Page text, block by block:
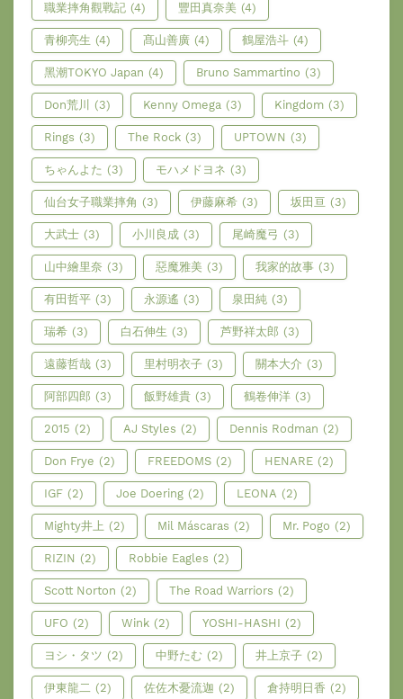
職業摔角觀戰記 (4) 豐田真奈美 (4)
青柳亮生 (4) 髙山善廣 (4) 鶴屋浩斗 (4)
黑潮TOKYO Japan (4) Bruno Sammartino (3)
Don荒川 (3) Kenny Omega (3) Kingdom (3)
Rings (3) The Rock (3) UPTOWN (3)
ちゃんよた (3) モハメドヨネ (3)
仙台女子職業摔角 (3) 伊藤麻希 (3) 坂田亘 (3)
大武士 (3) 小川良成 (3) 尾崎魔弓 (3)
山中繪里奈 (3) 惡魔雅美 (3) 我家的故事 (3)
有田哲平 (3) 永源遙 (3) 泉田純 (3)
瑞希 (3) 白石伸生 (3) 芦野祥太郎 (3)
遠藤哲哉 (3) 里村明衣子 (3) 關本大介 (3)
阿部四郎 (3) 飯野雄貴 (3) 鶴卷伸洋 (3)
2015 (2) AJ Styles (2) Dennis Rodman (2)
Don Frye (2) FREEDOMS (2) HENARE (2)
IGF (2) Joe Doering (2) LEONA (2)
Mighty井上 (2) Mil Máscaras (2) Mr. Pogo (2)
RIZIN (2) Robbie Eagles (2)
Scott Norton (2) The Road Warriors (2)
UFO (2) Wink (2) YOSHI-HASHI (2)
ヨシ・タツ (2) 中野たむ (2) 井上京子 (2)
伊東龍二 (2) 佐佐木憂流迦 (2) 倉持明日香 (2)